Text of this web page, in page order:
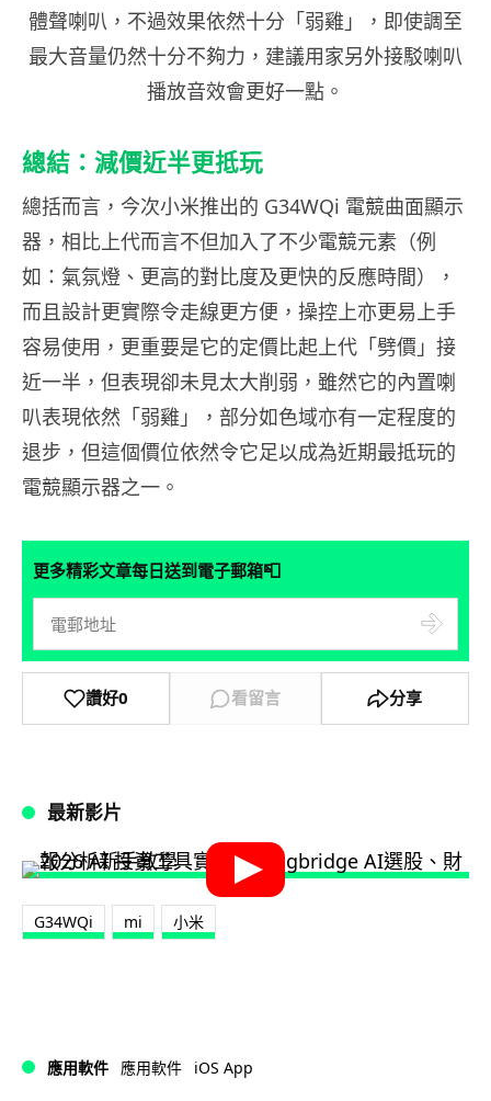
體聲喇叭，不過效果依然十分「弱雞」，即使調至
最大音量仍然十分不夠力，建議用家另外接駁喇叭
播放音效會更好一點。
總結：減價近半更抵玩
總括而言，今次小米推出的 G34WQi 電競曲面顯示
器，相比上代而言不但加入了不少電競元素（例
如：氣氛燈、更高的對比度及更快的反應時間），
而且設計更實際令走線更方便，操控上亦更易上手
容易使用，更重要是它的定價比起上代「劈價」接
近一半，但表現卻未見太大削弱，雖然它的內置喇
叭表現依然「弱雞」，部分如色域亦有一定程度的
退步，但這個價位依然令它足以成為近期最抵玩的
電競顯示器之一。
更多精彩文章每日送到電子郵箱📮
讚好0 看留言 分享
最新影片
G34WQi mi 小米
應用軟件 應用軟件 iOS App